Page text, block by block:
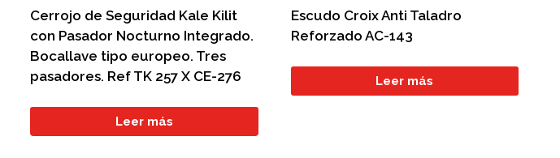
Cerrojo de Seguridad Kale Kilit
con Pasador Nocturno Integrado.
Bocallave tipo europeo. Tres
pasadores. Ref TK 257 X CE-276
Leer más
Escudo Croix Anti Taladro
Reforzado AC-143
Leer más